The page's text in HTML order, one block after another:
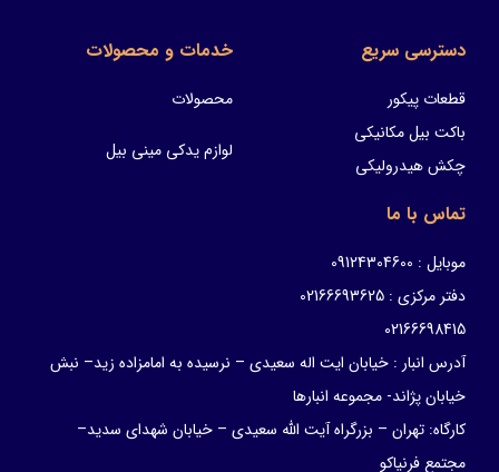
دسترسی سریع
قطعات پیکور
باکت بیل مکانیکی
چکش هیدرولیکی
خدمات و محصولات
محصولات
لوازم یدکی مینی بیل
تماس با ما
موبایل : 09124304600
دفتر مرکزی : 02166693625
02166698415
آدرس انبار : خیابان ایت اله سعیدی – نرسیده به امامزاده زید– نبش
خیابان پژاند- مجموعه انبارها
کارگاه: تهران – بزرگراه آیت الله سعیدی – خیابان شهدای سدید–
مجتمع فرنیاکو